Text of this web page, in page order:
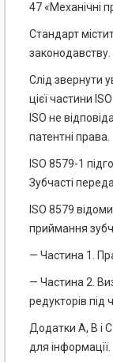
47 «Механічні
Стандарт
законодавству.
Слід звернути
цієї частини
ISO не
патентні права.
ISO 8579-1
Зубчасті
ISO 8579
приймання
— Частина 1.
— Частина 2.
редукторів
Додатки А, В і С
для інформації.